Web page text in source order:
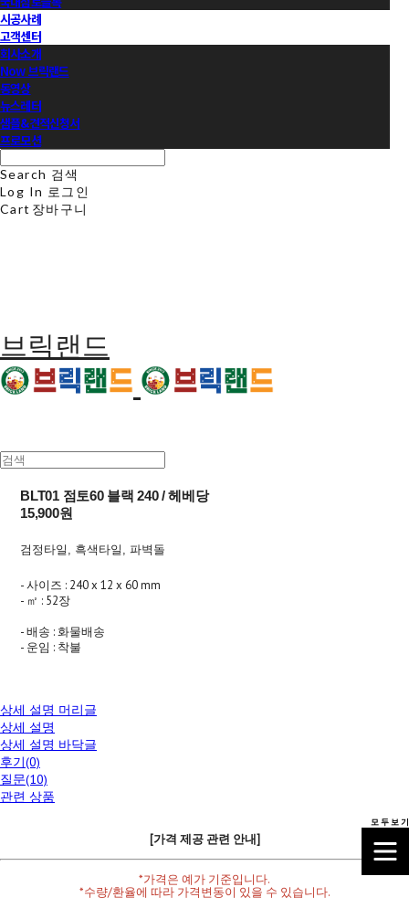
시공사례
고객센터
회사소개
Now 브릭랜드
동영상
뉴스레터
샘플&견적신청서
프로모션
Search 검색
Log In 로그인
Cart 장바구니
브릭랜드
BLT01 점토60 블랙 240 / 헤베당
15,900원
검정타일, 흑색타일, 파벽돌
- 사이즈 : 240 x 12 x 60 mm
- ㎡ : 52장
- 배송 : 화물배송
- 운임 : 착불
상세 설명 머리글
상세 설명
상세 설명 바닥글
후기(0)
질문(10)
관련 상품
[가격 제공 관련 안내]
*가격은 예가 기준입니다.
*수량/환율에 따라 가격변동이 있을 수 있습니다.
모 두 보 기